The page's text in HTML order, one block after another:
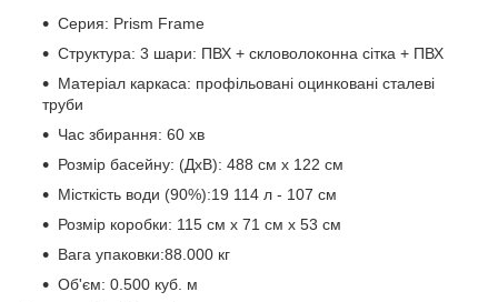
Серия: Prism Frame
Структура: 3 шари: ПВХ + скловолоконна сітка + ПВХ
Матеріал каркаса: профільовані оцинковані сталеві
труби
Час збирання: 60 хв
Розмір басейну: (ДхВ): 488 см х 122 см
Місткість води (90%):19 114 л - 107 см
Розмір коробки: 115 см х 71 см х 53 см
Вага упаковки:88.000 кг
Об'єм: 0.500 куб. м